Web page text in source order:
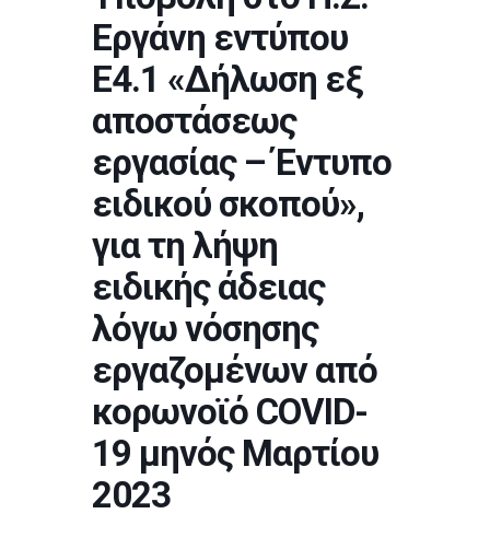
Εργάνη εντύπου
Ε4.1 «Δήλωση εξ
αποστάσεως
εργασίας – Έντυπο
ειδικού σκοπού»,
για τη λήψη
ειδικής άδειας
λόγω νόσησης
εργαζομένων από
κορωνοϊό COVID-
19 μηνός Μαρτίου
2023